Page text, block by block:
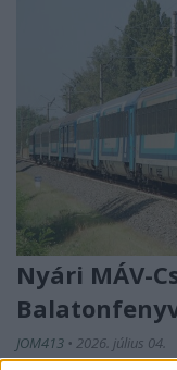
Nyári MÁV-
JOM413 • 2026. július 04.